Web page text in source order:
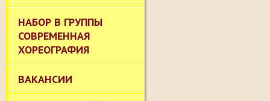
НАБОР В ГРУППЫ
СОВРЕМЕННАЯ
ХОРЕОГРАФИЯ
ВАКАНСИИ